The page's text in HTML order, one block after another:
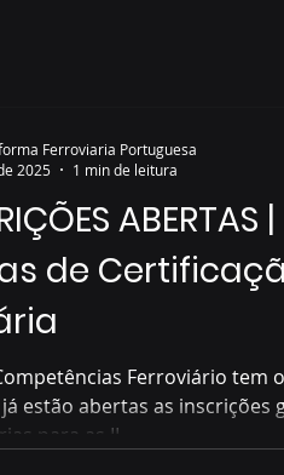
ABERTAS |
de
Ferroviário tem
estão abertas as inscrições
para as II...
Ferroviaria Portuguesa
2025
1 min de leitura